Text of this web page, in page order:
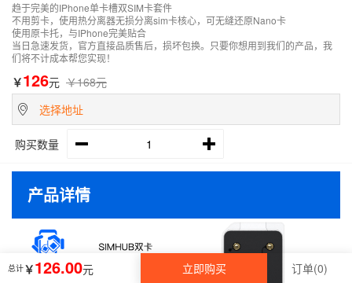
趋于完美的IPhone单卡槽双SIM卡套件
不用剪卡，使用热分离器无损分离sim卡核心，可无缝还原Nano卡
使用原卡托，与IPhone完美贴合
当日急速发货，官方直接品质售后，损坏包换。只要你想用到我们的产品，我
们将不计成本帮您实现！
￥126元 ￥168元
 选择地址
购买数量  
总计￥126.00元 立即购买 订单(0)
产品详情